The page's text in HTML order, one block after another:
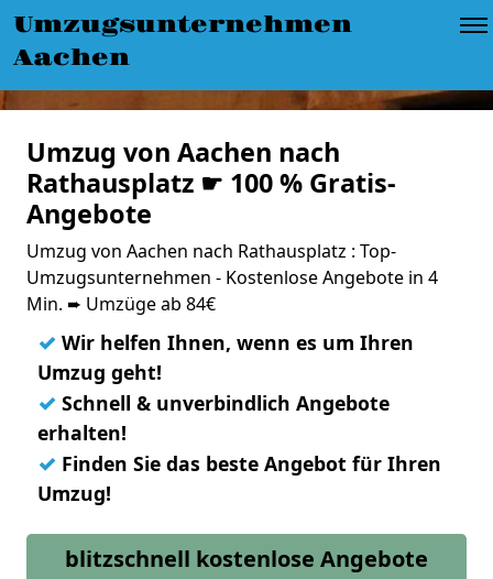
Umzugsunternehmen
Aachen
Umzug von Aachen nach
Rathausplatz ☛ 100 % Gratis-
Angebote
Umzug von Aachen nach Rathausplatz : Top-
Umzugsunternehmen - Kostenlose Angebote in 4
Min. ➨ Umzüge ab 84€
✓ Wir helfen Ihnen, wenn es um Ihren
Umzug geht!
✓ Schnell & unverbindlich Angebote
erhalten!
✓ Finden Sie das beste Angebot für Ihren
Umzug!
blitzschnell kostenlose Angebote